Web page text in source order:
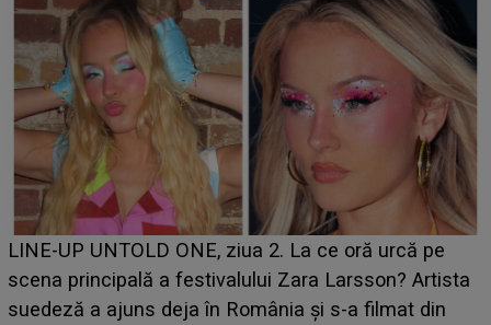
Ce a dezvăluit noua concurentă din "Casa Iubirii" l-a
luat prin surprindere pe Emanuel. CINE ESTE
BĂIATUL VIZAT de Alexandra?! Aflându-se în fața